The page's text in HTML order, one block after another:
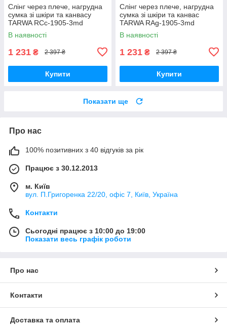
Слінг через плече, нагрудна
сумка зі шкіри та канвасу
TARWA RCc-1905-3md
В наявності
1 231 ₴ 2 397 ₴
Купити
Слінг через плече, нагрудна
сумка зі шкіри та канвас
TARWA RAg-1905-3md
В наявності
1 231 ₴ 2 397 ₴
Купити
Показати ще
Про нас
100% позитивних з 40 відгуків за рік
Працює з 30.12.2013
м. Київ
вул. П.Григоренка 22/20, офіс 7, Київ, Україна
Контакти
Сьогодні працює з 10:00 до 19:00
Показати весь графік роботи
Про нас
Контакти
Доставка та оплата